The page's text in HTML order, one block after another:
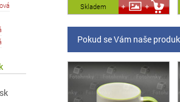
Skladem
Pokud se Vám naše